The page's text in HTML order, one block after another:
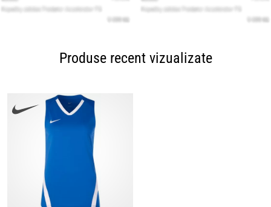
Produse recent vizualizate